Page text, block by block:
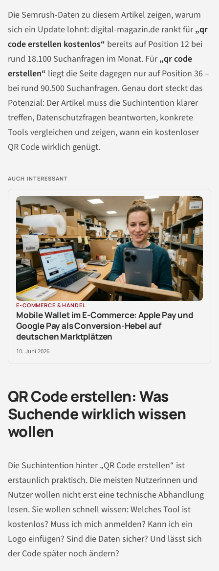
Die Semrush-Daten zu diesem Artikel zeigen, warum
sich ein Update lohnt: digital-magazin.de rankt für„qr
code erstellen kostenlos“ bereits auf Position 12 bei
rund 18.100 Suchanfragen im Monat. Für„qr code
erstellen“ liegt die Seite dagegen nur auf Position 36 –
bei rund 90.500 Suchanfragen. Genau dort steckt das
Potenzial: Der Artikel muss die Suchintention klarer
treffen, Datenschutzfragen beantworten, konkrete
Tools vergleichen und zeigen, wann ein kostenloser
QR Code wirklich genügt.
AUCH INTERESSANT
E-COMMERCE & HANDEL
Mobile Wallet im E-Commerce: Apple Pay und
Google Pay als Conversion-Hebel auf
deutschen Marktplätzen
10. Juni 2026
QR Code erstellen: Was
Suchende wirklich wissen
wollen
Die Suchintention hinter „QR Code erstellen“ ist
erstaunlich praktisch. Die meisten Nutzerinnen und
Nutzer wollen nicht erst eine technische Abhandlung
lesen. Sie wollen schnell wissen: Welches Tool ist
kostenlos? Muss ich mich anmelden? Kann ich ein
Logo einfügen? Sind die Daten sicher? Und lässt sich
der Code später noch ändern?